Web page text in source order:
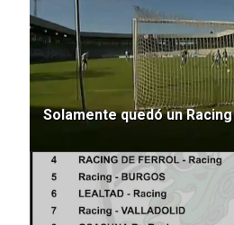
Solamente quedó un Racing